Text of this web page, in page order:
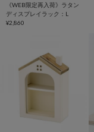
《WEB限定再入荷》ラタン
ディスプレイラック：L
¥2,860